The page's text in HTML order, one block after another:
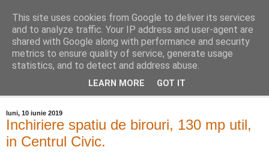
Distinct Imobiliare
Adrian Cocis 0742 129 909 ; Vasile Baciu 0768 440 185
luni, 10 iunie 2019
Inchiriere spatiu de birouri, 130 mp util,
in Centrul Civic.
This site uses cookies from Google to deliver its services
and to analyze traffic. Your IP address and user-agent are
shared with Google along with performance and security
metrics to ensure quality of service, generate usage
statistics, and to detect and address abuse.
LEARN MORE GOT IT